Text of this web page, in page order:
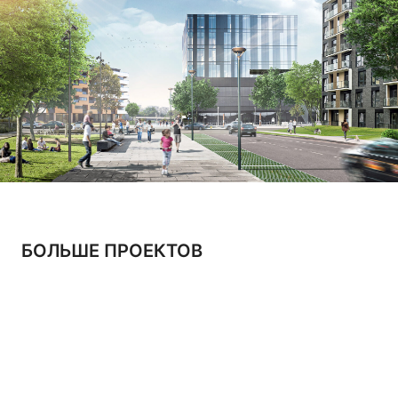
ПРОЕКТЫ
КАРЬЕРА
НОВОСТИ
О БЮРО
КОНТАКТЫ
Политика конфиденциальности